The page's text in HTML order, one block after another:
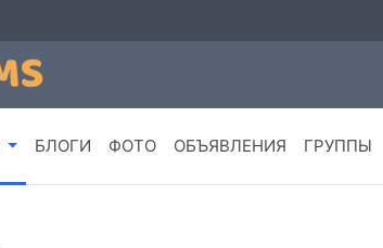
БЛОГИ ФОТО ОБЪЯВЛЕНИЯ ГРУППЫ